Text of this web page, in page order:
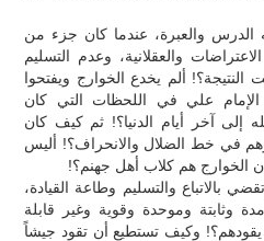
والعبرة، عندما كان جزء من
والعقلانية، وعدم التسليم
ألم يخدع الخوارج ويفتحوا
الإمام علي في اللحظات التي كان
إلى آخر أيام الدنيا؟! ثم كيف كان
في خط الضلال والانحراف؟! أليس
الخوارج هم كلاب أهل جهنم؟!
بالاتباع والتسليم وطاعة القيادة،
وثابتة وموحدة وقوية وغير قابلة
وكيف تستطيع أن تقود جيشاً